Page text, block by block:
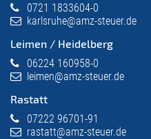
0721 1833604-0
karlsruhe@amz-steuer.de
Leimen / Heidelberg
06224 160958-0
leimen@amz-steuer.de
Rastatt
07222 96701-91
rastatt@amz-steuer.de